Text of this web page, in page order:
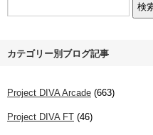
カテゴリー別ブログ記事
Project DIVA Arcade (663)
Project DIVA FT (46)